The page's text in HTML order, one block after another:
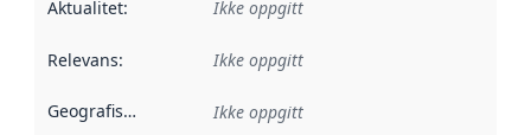
Aktualitet: Ikke oppgitt
Relevans: Ikke oppgitt
Geografisk avgrensning :
Ikke oppgitt